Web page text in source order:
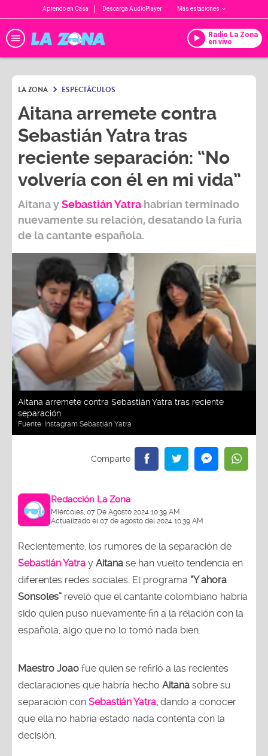
Aprendo en Casa Descarga AudioPlayer Más estaciones
Radio La Zona
en vivo
LA ZONA ESPECTÁCULOS
Aitana arremete contra
Sebastián Yatra tras
reciente separación: “No
volvería con él en mi vida”
AitanaySebastián Yatra habrían terminado
nuevamente su relación, desatando la furia
de la cantante española.
Aitana arremete contra Sebastián Yatra tras reciente
separación
Fuente: Instagram Sebastián Yatra
Redacción La Zona
Miércoles, 07 De Agosto 2024 10:39 AM
Actualizado el 07 de agosto del 2024 10:39 AM
Recientemente, los rumores de la separación de
Sebastián Yatra y Aitana se han vuelto tendencia en
diferentes redes sociales. El programa “Y ahora
Sonsoles” reveló que el cantante colombiano habría
sido quien puso nuevamente fin a la relación con la
española, algo que no lo tomó nada bien.
Maestro Joao fue quien se refirió a las recientes
declaraciones que habría hecho Aitana sobre su
separación con Sebastián Yatra, dando a conocer
que ella no habría estado nada contenta con la
decisión.